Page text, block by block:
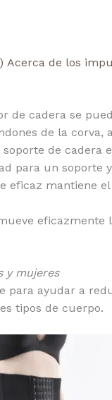
Acerca de los
de cadera se
de la corva,
soporte de cadera
para un soporte
eficaz mantiene
y mujeres
para ayudar a
tipos de cuerpo.